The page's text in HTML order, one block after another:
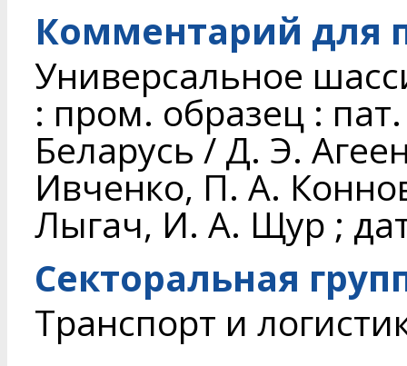
Комментарий для
Универсальное
: пром. образец :
Беларусь / Д. Э.
Ивченко, П. А.
Лыгач, И. А. Щур ;
Секторальная
Транспорт и